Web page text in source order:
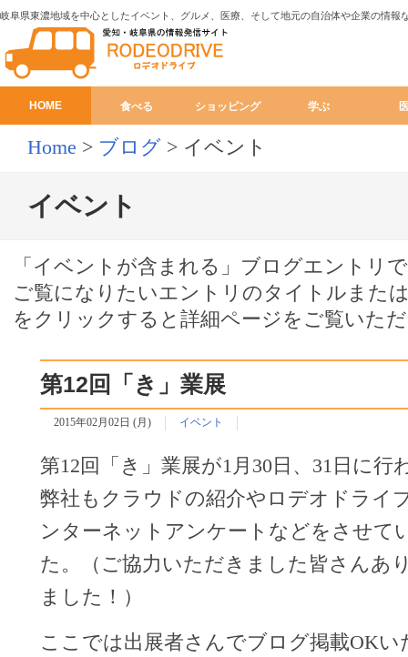
岐阜県東濃地域を中心としたイベント、グルメ、医療、そして地元の自治体や企業の情報
HOME 食べる ショッピング 学ぶ
Home > ブログ > イベント
イベント
「イベントが含まれる」ブログエントリ
ご覧になりたいエントリのタイトルまた
をクリックすると詳細ページをご覧いた
第12回「き」業展
2015年02月02日 (月) イベント
第12回「き」業展が1月30日、31日に行
弊社もクラウドの紹介やロデオドライ
ンターネットアンケートなどをさせて
た。（ご協力いただきました皆さんあ
ました！）
ここでは出展者さんでブログ掲載OKい